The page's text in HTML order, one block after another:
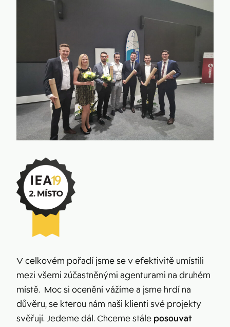
V celkovém pořadí jsme se v efektivitě umístili
mezi všemi zúčastněnými agenturami na druhém
místě. Moc si ocenění vážíme a jsme hrdí na
důvěru, se kterou nám naši klienti své projekty
svěřují. Jedeme dál. Chceme stále posouvat